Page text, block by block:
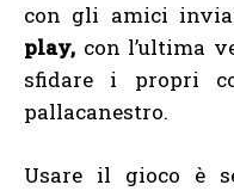
con gli amici
play, con l’ultima
sfidare i propri
pallacanestro.
Usare il gioco è